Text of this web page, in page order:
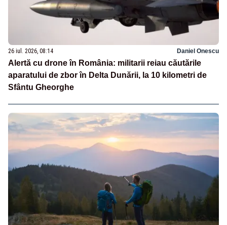
26 iul. 2026, 08:14 Daniel Onescu
Alertă cu drone în România: militarii reiau căutările
aparatului de zbor în Delta Dunării, la 10 kilometri de
Sfântu Gheorghe